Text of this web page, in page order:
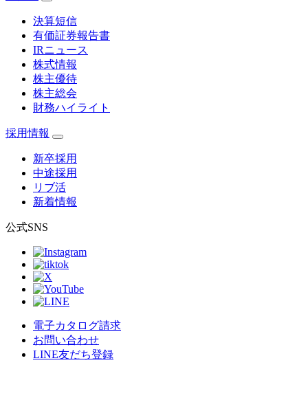
決算短信
有価証券報告書
IRニュース
株式情報
株主優待
株主総会
財務ハイライト
採用情報
新卒採用
中途採用
リブ活
新着情報
公式SNS
電子カタログ請求
お問い合わせ
LINE友だち登録